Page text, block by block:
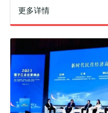
访问）为什么精英都是Excel
更多详情